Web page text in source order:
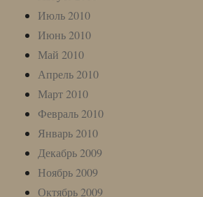
Июль 2010
Июнь 2010
Май 2010
Апрель 2010
Март 2010
Февраль 2010
Январь 2010
Декабрь 2009
Ноябрь 2009
Октябрь 2009